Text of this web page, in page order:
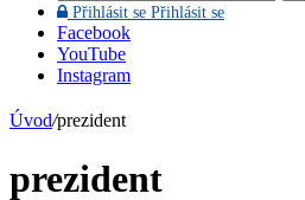
Přihlásit se Přihlásit se
Facebook
YouTube
Instagram
Úvod/prezident
prezident